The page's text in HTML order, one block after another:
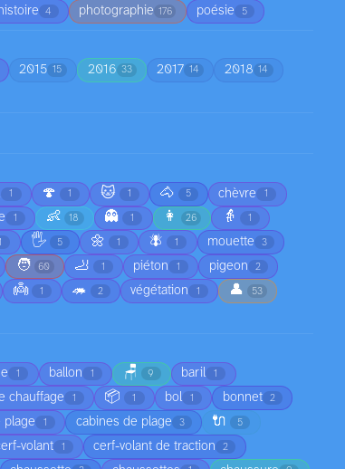
4 photographie 176 poésie 5
2015 15 2016 33 2017 14 2018 14
1 🍄 1 🐱 1 🐴 5 chèvre 1
1 👶 18 👻 1 👩 26 👵 1
🖐️ 5 🌼 1 🪰 1 mouette 3
🧑 60 🦶 1 piéton 1 pigeon 2
👼 1 🦔 2 végétation 1 👤 53
1 ballon 1 🪑 9 baril 1
chauffage 1 📦 1 bol 1 bonnet 2
plage 1 cabines de plage 3 🔌 5
volant 1 cerf-volant de traction 2